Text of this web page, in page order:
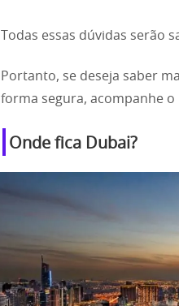
Todas essas dúvidas serão
Portanto, se deseja saber
forma segura, acompanhe o
Onde fica Dubai?